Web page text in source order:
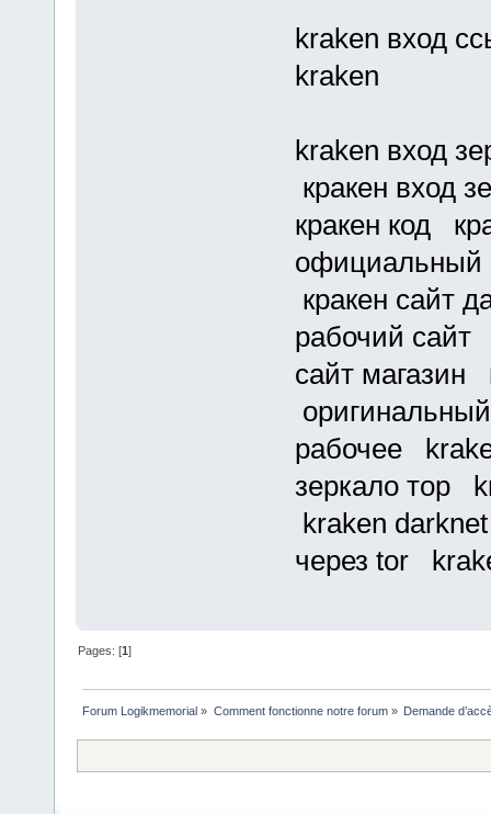
kraken вход
kraken
kraken вход
кракен вход
кракен код
официальный
кракен сайт
рабочий сайт
сайт магазин
рабочее
зеркало тор
kraken
через tor
Pages: [1]
Forum Logikmemorial » Comment fonctionne notre forum» Demande